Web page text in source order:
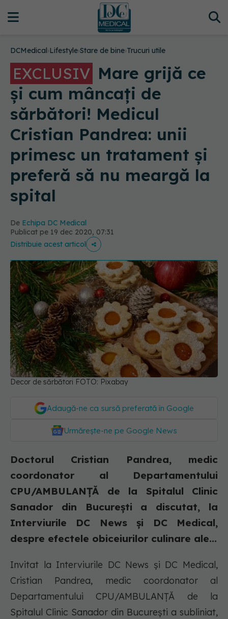
DCMedical›Lifestyle›Stare de bine›Trucuri utile
EXCLUSIV Mare grijă ce
și cum mâncați de
sărbători! Medicul
Cristian Pandrea: unii
primesc un tratament și
preferă să nu meargă la
spital
De Echipa DC Medical
Publicat pe 19 dec 2020, 07:31
Distribuie acest articol
Decor de sărbători FOTO: Pixabay
Adaugă-ne ca sursă preferată în Google
Urmărește-ne pe Google News
Doctorul Cristian Pandrea, medic
coordonator al Departamentului
CPU/AMBULANȚĂ de la Spitalul Clinic
Sanador din București a discutat, la
Interviurile DC News și DC Medical,
despre efectele obiceiurilor culinare ale...
Invitat la Interviurile DC News și DC Medical,
Cristian Pandrea, medic coordonator al
Departamentului CPU/AMBULANȚĂ de la
Spitalul Clinic Sanador din București a subliniat,